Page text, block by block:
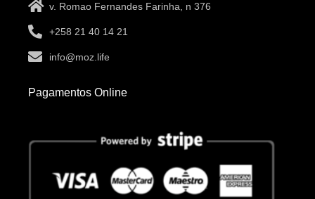
v. Romao Fernandes Farinha, n 376
+258 21 40 14 21
info@moz.life
Pagamentos Online